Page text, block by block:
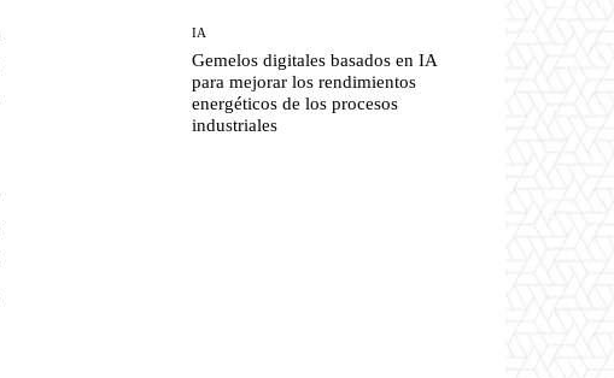
IA
Gemelos digitales basados en IA
para mejorar los rendimientos
energéticos de los procesos
industriales